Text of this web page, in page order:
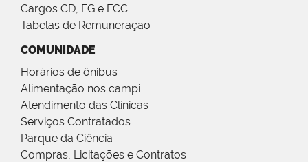
Cargos CD, FG e FCC
Tabelas de Remuneração
COMUNIDADE
Horários de ônibus
Alimentação nos campi
Atendimento das Clínicas
Serviços Contratados
Parque da Ciência
Compras, Licitações e Contratos